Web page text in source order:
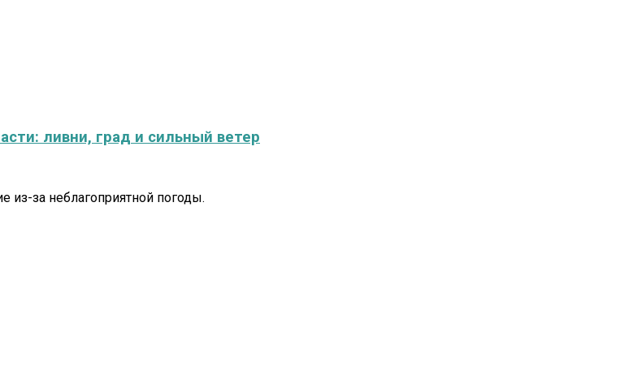
ливни, град и сильный ветер
из-за неблагоприятной погоды.